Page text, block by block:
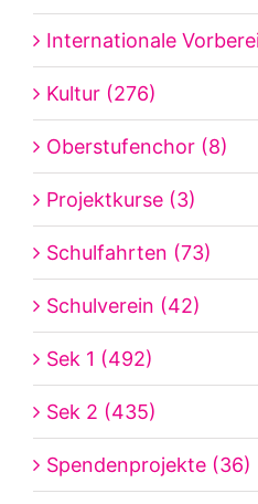
Internationale
Kultur (276)
Oberstufenchor (8)
Projektkurse (3)
Schulfahrten (73)
Schulverein (42)
Sek 1 (492)
Sek 2 (435)
Spendenprojekte (36)